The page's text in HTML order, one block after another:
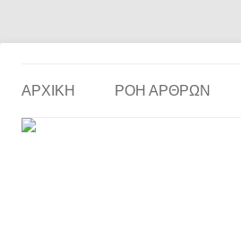
ΑΡΧΙΚΗ ΡΟΗ ΑΡΘΡΩΝ